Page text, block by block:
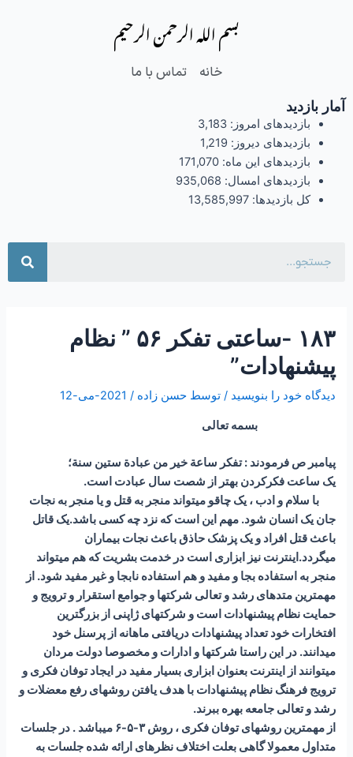
بسم الله الرحمن الرحیم
خانه تماس با ما
آمار بازدید
بازدیدهای امروز: 3,183
بازدیدهای دیروز: 1,219
بازدیدهای این ماه: 171,070
بازدیدهای امسال: 935,068
کل بازدیدها: 13,585,997
۱۸۳ -ساعتی تفکر ۵۶ ” نظام
پیشنهادات”
دیدگاه‌ خود را بنویسید / توسطحسن زاده/ 2021-می-12
بسمه تعالی
پیامبر ص فرمودند : تفكر ساعة خير من عبادة ستين سنة؛
یک ساعت فکرکردن بهتر از شصت سال عبادت است.
با سلام و ادب ، یک چاقو میتواند منجر به قتل و یا منجر به نجات
جان یک انسان شود. مهم این است که نزد چه کسی باشد.یک قاتل
باعث قتل افراد و یک پزشک حاذق باعث نجات بیماران
میگردد.اینترنت نیز ابزاری است در خدمت بشریت که هم میتواند
منجر به استفاده بجا و مفید و هم استفاده نابجا و غیر مفید شود. از
مهمترین متدهای رشد و تعالی شرکتها و جوامع استقرار و ترویج و
حمایت نظام پیشنهادات است و شرکتهای ژاپنی از بزرگترین
افتخارات خود تعداد پیشنهادات دریافتی ماهانه از پرسنل خود
میدانند. در این راستا شرکتها و ادارات و مخصوصا دولت مردان
میتوانند از اینترنت بعنوان ابزاری بسیار مفید در ایجاد توفان فکری و
ترویج فرهنگ نظام پیشنهادات با هدف یافتن روشهای رفع معضلات و
رشد و تعالی جامعه بهره ببرند.
از مهمترین روشهای توفان فکری ، روش ۳-۵-۶ میباشد . در جلسات
متداول معمولا گاهی بعلت اختلاف نظرهای ارائه شده جلسات به